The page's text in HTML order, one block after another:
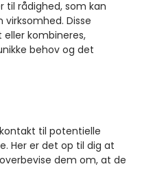
rådighed, som kan
Disse
kombineres,
behov og det
til potentielle
Her er det op til dig at
dem om, at de